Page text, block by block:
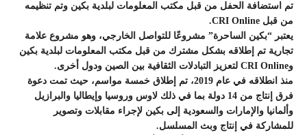
تم استضافة الحفل من قبل مكتب المعلومات لبلدية بكين وتم تنظيمه
من قبل CRI Online.
يعتبر “بكين الساحرة” مشروعًا للتواصل الخارجي، وهو مشروع علامة
تجارية تم إطلاقه بشكل مشترك من قبل مكتب المعلومات لبلدية بكين
وCRI Online لتعزيز التبادلات الثقافية بين الصين ودول أخرى.
منذ انطلاقه في عام 2019، تم إطلاق خمسة مواسم، حيث تمت دعوة
فرق إنتاج من 14 دولة بما في ذلك لاوس وروسيا وإيطاليا والبرازيل
وألمانيا والإمارات والسعودية إلى بكين لإجراء مقابلات وتصوير
للمشاركة في إنتاج وبث المسلسل.